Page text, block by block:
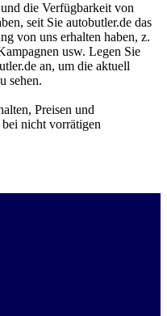
die Verfügbarkeit von
seit Sie autobutler.de das
von uns erhalten haben, z.
usw. Legen Sie
an, um die aktuell
sehen.
Preisen und
nicht vorrätigen